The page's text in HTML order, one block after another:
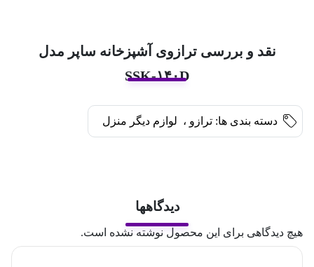
نقد و بررسی ترازوی آشپزخانه ساپر مدل
SSK-۱۴۰D
دسته بندی ها: ترازو ، لوازم دیگر منزل
دیدگاهها
هیچ دیدگاهی برای این محصول نوشته نشده است.